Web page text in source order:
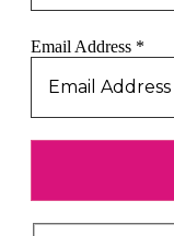
Email Address *